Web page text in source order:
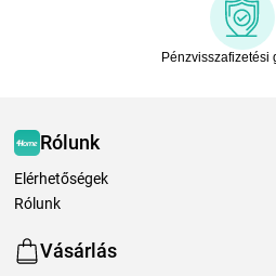
Pénzvisszafizetési
Rólunk
Elérhetőségek
Rólunk
Vásárlás